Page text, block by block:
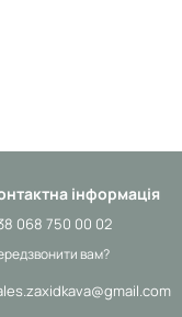
інформація
068 750 00 02
вам?